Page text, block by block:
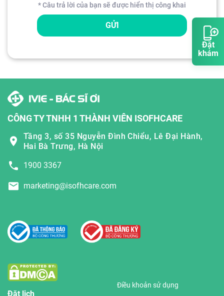
Đặt
khám
* Câu trả lời của bạn sẽ được hiển thị công khai
GỬI
CÔNG TY TNHH 1 THÀNH VIÊN ISOFHCARE
Tầng 3, số 35 Nguyễn Đình Chiểu, Lê Đại Hành,
Hai Bà Trưng, Hà Nội
1900 3367
marketing@isofhcare.com
Đặt lịch
Điều khoản sử dụng